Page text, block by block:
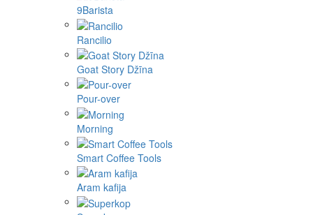
9Barista
Rancilio
Goat Story Džīna
Pour-over
Morning
Smart Coffee Tools
Aram kafija